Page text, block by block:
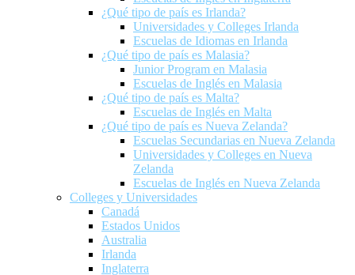
¿Qué tipo de país es Irlanda?
Universidades y Colleges Irlanda
Escuelas de Idiomas en Irlanda
¿Qué tipo de país es Malasia?
Junior Program en Malasia
Escuelas de Inglés en Malasia
¿Qué tipo de país es Malta?
Escuelas de Inglés en Malta
¿Qué tipo de país es Nueva Zelanda?
Escuelas Secundarias en Nueva Zelanda
Universidades y Colleges en Nueva
Zelanda
Escuelas de Inglés en Nueva Zelanda
Colleges y Universidades
Canadá
Estados Unidos
Australia
Irlanda
Inglaterra